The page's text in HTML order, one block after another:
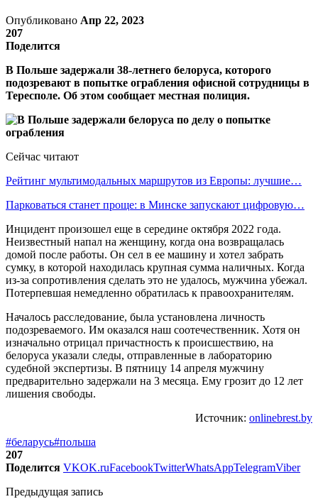
Опубликовано Апр 22, 2023
207
Поделится
В Польше задержали 38-летнего белоруса, которого
подозревают в попытке ограбления офисной сотрудницы в
Тересполе. Об этом сообщает местная полиция.
Сейчас читают
Рейтинг мультимодальных маршрутов из Европы: лучшие…
Парковаться станет проще: в Минске запускают цифровую…
Инцидент произошел еще в середине октября 2022 года.
Неизвестный напал на женщину, когда она возвращалась
домой после работы. Он сел в ее машину и хотел забрать
сумку, в которой находилась крупная сумма наличных. Когда
из-за сопротивления сделать это не удалось, мужчина убежал.
Потерпевшая немедленно обратилась к правоохранителям.
Началось расследование, была установлена личность
подозреваемого. Им оказался наш соотечественник. Хотя он
изначально отрицал причастность к происшествию, на
белоруса указали следы, отправленные в лабораторию
судебной экспертизы. В пятницу 14 апреля мужчину
предварительно задержали на 3 месяца. Ему грозит до 12 лет
лишения свободы.
Источник: onlinebrest.by
#беларусь#польша
207
Поделится VKOK.ruFacebookTwitterWhatsAppTelegramViber
Предыдущая запись